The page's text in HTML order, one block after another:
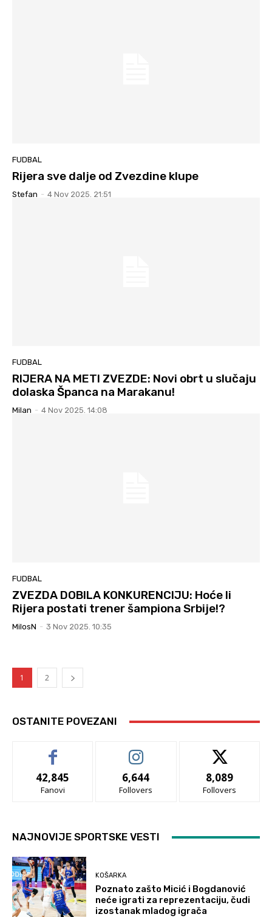
FUDBAL
Rijera sve dalje od Zvezdine klupe
Stefan - 4 Nov 2025. 21:51
FUDBAL
RIJERA NA METI ZVEZDE: Novi obrt u slučaju
dolaska Španca na Marakanu!
Milan - 4 Nov 2025. 14:08
FUDBAL
ZVEZDA DOBILA KONKURENCIJU: Hoće li
Rijera postati trener šampiona Srbije!?
MilosN - 3 Nov 2025. 10:35
1 2
OSTANITE POVEZANI
42,845
Fanovi
6,644
Follovers
8,089
Follovers
NAJNOVIJE SPORTSKE VESTI
KOŠARKA
Poznato zašto Micić i Bogdanović
neće igrati za reprezentaciju, čudi
izostanak mladog igrača